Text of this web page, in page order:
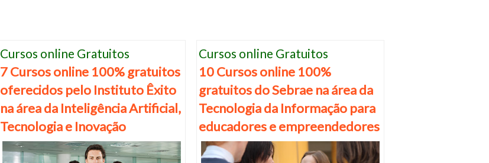
Cursos online Gratuitos
7 Cursos online 100% gratuitos
oferecidos pelo Instituto Êxito
na área da Inteligência Artificial,
Tecnologia e Inovação
Cursos online Gratuitos
10 Cursos online 100%
gratuitos do Sebrae na área da
Tecnologia da Informação para
educadores e empreendedores